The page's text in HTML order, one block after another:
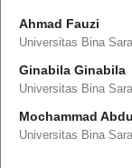
Ahmad Fauzi
Universitas Bina
Ginabila Ginabila
Universitas Bina
Mochammad
Universitas Bina